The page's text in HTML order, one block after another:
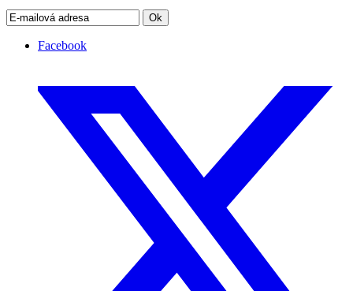
Ok
Facebook